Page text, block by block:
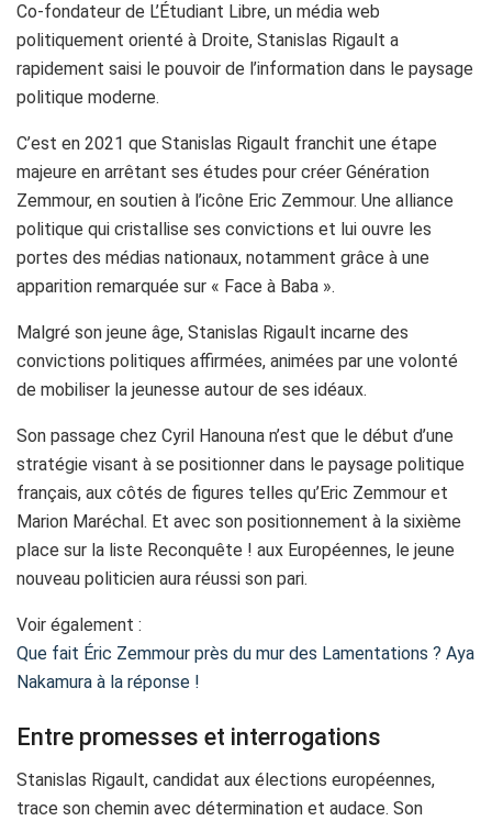
Co-fondateur de L’Étudiant Libre, un média web
politiquement orienté à Droite, Stanislas Rigault a
rapidement saisi le pouvoir de l’information dans le paysage
politique moderne.
C’est en 2021 que Stanislas Rigault franchit une étape
majeure en arrêtant ses études pour créer Génération
Zemmour, en soutien à l’icône Eric Zemmour. Une alliance
politique qui cristallise ses convictions et lui ouvre les
portes des médias nationaux, notamment grâce à une
apparition remarquée sur « Face à Baba ».
Malgré son jeune âge, Stanislas Rigault incarne des
convictions politiques affirmées, animées par une volonté
de mobiliser la jeunesse autour de ses idéaux.
Son passage chez Cyril Hanouna n’est que le début d’une
stratégie visant à se positionner dans le paysage politique
français, aux côtés de figures telles qu’Eric Zemmour et
Marion Maréchal. Et avec son positionnement à la sixième
place sur la liste Reconquête ! aux Européennes, le jeune
nouveau politicien aura réussi son pari.
Voir également :
Que fait Éric Zemmour près du mur des Lamentations ? Aya
Nakamura à la réponse !
Entre promesses et interrogations
Stanislas Rigault, candidat aux élections européennes,
trace son chemin avec détermination et audace. Son